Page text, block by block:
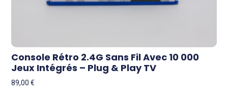
Console Rétro 2.4G Sans Fil Avec 10 000
Jeux Intégrés – Plug & Play TV
89,00€